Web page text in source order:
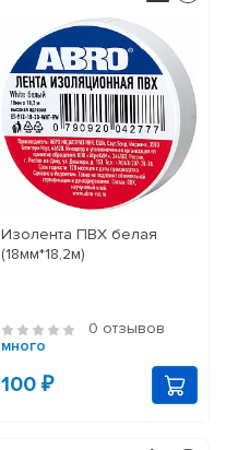
Изолента ПВХ белая
(18мм*18,2м)
0 отзывов
много
100 ₽